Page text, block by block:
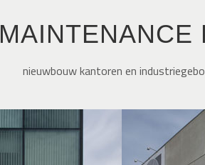
MAINTENANCE
nieuwbouw kantoren en